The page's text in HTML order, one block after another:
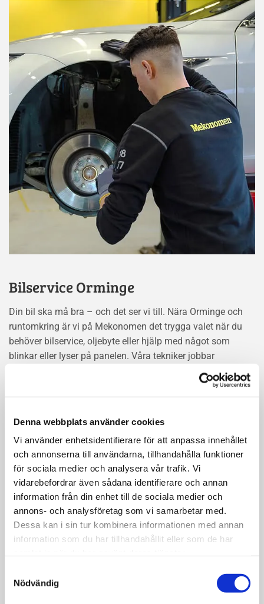
Denna webbplats använder cookies
Vi använder enhetsidentifierare för att anpassa innehållet
och annonserna till användarna, tillhandahålla funktioner
för sociala medier och analysera vår trafik. Vi
vidarebefordrar även sådana identifierare och annan
information från din enhet till de sociala medier och
annons- och analysföretag som vi samarbetar med.
Dessa kan i sin tur kombinera informationen med annan
information som du har tillhandahållit eller som de har
Nödvändig
Bilservice Orminge
Din bil ska må bra – och det ser vi till. Nära Orminge och
runtomkring är vi på Mekonomen det trygga valet när du
behöver bilservice, oljebyte eller hjälp med något som
blinkar eller lyser på panelen. Våra tekniker jobbar
metodiskt enligt tillverkarens instruktioner, oavsett
bilmärke. Det kan vara ett oljebyte, en varningslampa eller
en större genomgång – vi tar hand om det på rätt sätt. Vi
din bil fortsätter vara både säker och pålitlig. Boka tid
enkelt online eller hör av dig. Hos oss vet du alltid var du
lämnar bilen – i trygga händer.
LÄS MER OM BILSERVICE